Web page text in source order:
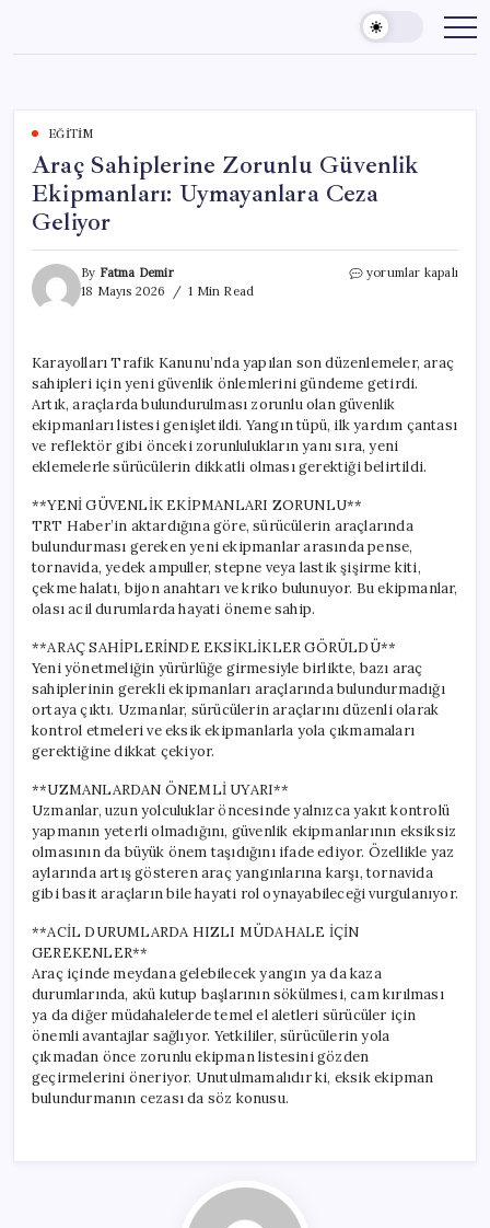
content
EĞITIM
Araç Sahiplerine Zorunlu Güvenlik
Ekipmanları: Uymayanlara Ceza
Geliyor
By Fatma Demir
18 Mayıs 2026
1 Min Read
Araç
Uymayanlara
Ceza
Geliyor
için
yorumlar kapalı
Karayolları Trafik Kanunu’nda yapılan son düzenlemeler, araç
sahipleri için yeni güvenlik önlemlerini gündeme getirdi.
Artık, araçlarda bulundurulması zorunlu olan güvenlik
ekipmanları listesi genişletildi. Yangın tüpü, ilk yardım çantası
ve reflektör gibi önceki zorunlulukların yanı sıra, yeni
eklemelerle sürücülerin dikkatli olması gerektiği belirtildi.
**YENİ GÜVENLİK EKİPMANLARI ZORUNLU**
TRT Haber’in aktardığına göre, sürücülerin araçlarında
bulundurması gereken yeni ekipmanlar arasında pense,
tornavida, yedek ampuller, stepne veya lastik şişirme kiti,
çekme halatı, bijon anahtarı ve kriko bulunuyor. Bu ekipmanlar,
olası acil durumlarda hayati öneme sahip.
**ARAÇ SAHİPLERİNDE EKSİKLİKLER GÖRÜLDÜ**
Yeni yönetmeliğin yürürlüğe girmesiyle birlikte, bazı araç
sahiplerinin gerekli ekipmanları araçlarında bulundurmadığı
ortaya çıktı. Uzmanlar, sürücülerin araçlarını düzenli olarak
kontrol etmeleri ve eksik ekipmanlarla yola çıkmamaları
gerektiğine dikkat çekiyor.
**UZMANLARDAN ÖNEMLİ UYARI**
Uzmanlar, uzun yolculuklar öncesinde yalnızca yakıt kontrolü
yapmanın yeterli olmadığını, güvenlik ekipmanlarının eksiksiz
olmasının da büyük önem taşıdığını ifade ediyor. Özellikle yaz
aylarında artış gösteren araç yangınlarına karşı, tornavida
gibi basit araçların bile hayati rol oynayabileceği vurgulanıyor.
**ACİL DURUMLARDA HIZLI MÜDAHALE İÇİN
GEREKENLER**
Araç içinde meydana gelebilecek yangın ya da kaza
durumlarında, akü kutup başlarının sökülmesi, cam kırılması
ya da diğer müdahalelerde temel el aletleri sürücüler için
önemli avantajlar sağlıyor. Yetkililer, sürücülerin yola
çıkmadan önce zorunlu ekipman listesini gözden
geçirmelerini öneriyor. Unutulmamalıdır ki, eksik ekipman
bulundurmanın cezası da söz konusu.